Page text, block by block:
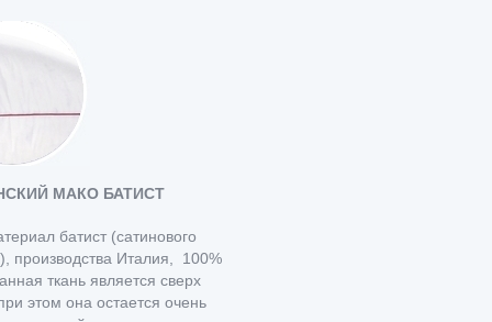
МАКО БАТИСТ
батист (сатинового
производства Италия, 100%
ткань является сверх
этом она остается очень